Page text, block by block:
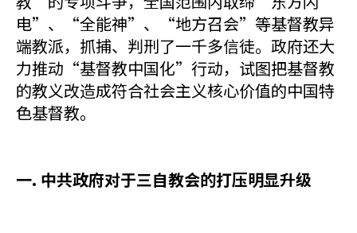
电”、“全能神”、“地方召会”等基督教异
端教派，抓捕、判刑了一千多信徒。政府还大
力推动“基督教中国化”行动，试图把基督教
的教义改造成符合社会主义核心价值的中国特
色基督教。
一. 中共政府对于三自教会的打压明显升级